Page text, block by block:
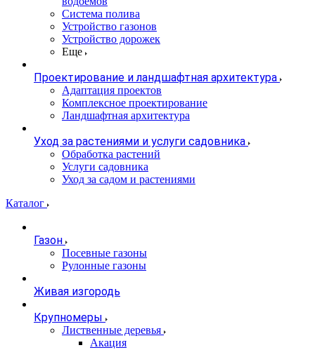
Система полива
Устройство газонов
Устройство дорожек
Еще
Проектирование и ландшафтная архитектура
Адаптация проектов
Комплексное проектирование
Ландшафтная архитектура
Уход за растениями и услуги садовника
Обработка растений
Услуги садовника
Уход за садом и растениями
Каталог
Газон
Посевные газоны
Рулонные газоны
Живая изгородь
Крупномеры
Лиственные деревья
Акация